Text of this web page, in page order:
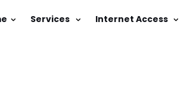
Services Internet Access